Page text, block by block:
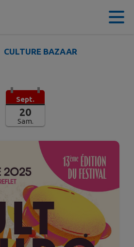
CULTURE BAZAAR
Sept.
20
Sam.